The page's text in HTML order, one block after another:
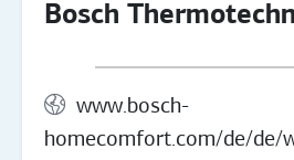
Bosch
www.bosch-
homecomfort.com/de/de/